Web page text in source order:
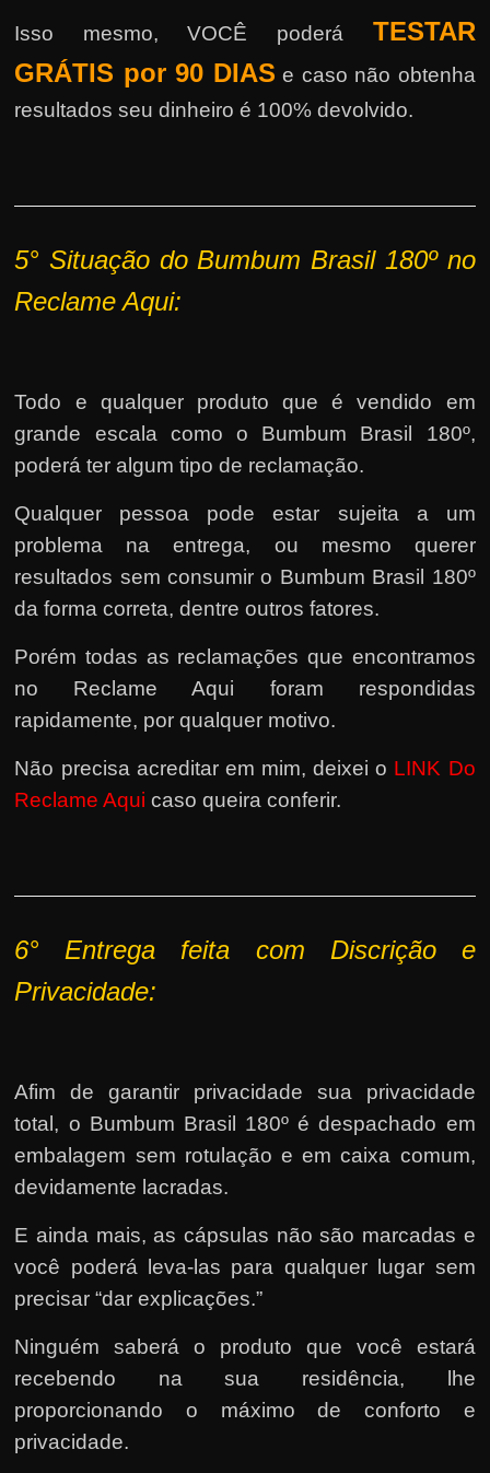
Isso mesmo, VOCÊ poderá
TESTAR
GRÁTIS por 90 DIAS e caso não obtenha
resultados seu dinheiro é 100% devolvido.
5° Situação do Bumbum Brasil 180º no
Reclame Aqui:
Todo e qualquer produto que é vendido em
grande escala como o Bumbum Brasil 180º,
poderá ter algum tipo de reclamação.
Qualquer pessoa pode estar sujeita a um
problema na entrega, ou mesmo querer
resultados sem consumir o Bumbum Brasil 180º
da forma correta, dentre outros fatores.
Porém todas as reclamações que encontramos
no Reclame Aqui foram respondidas
rapidamente, por qualquer motivo.
Não precisa acreditar em mim, deixei o LINK Do
Reclame Aqui caso queira conferir.
6° Entrega feita com Discrição e
Privacidade:
Afim de garantir privacidade sua privacidade
total, o Bumbum Brasil 180º é despachado em
embalagem sem rotulação e em caixa comum,
devidamente lacradas.
E ainda mais, as cápsulas não são marcadas e
você poderá leva-las para qualquer lugar sem
precisar “dar explicações.”
Ninguém saberá o produto que você estará
recebendo na sua residência, lhe
proporcionando o máximo de conforto e
privacidade.